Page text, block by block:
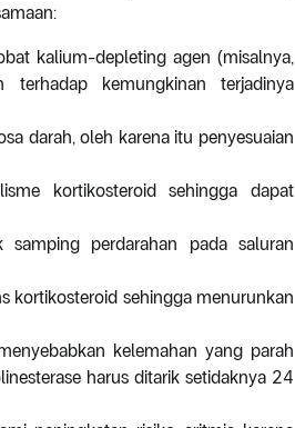
kalium-depleting agen (misalnya,
kemungkinan terjadinya
darah, oleh karena itu penyesuaian
kortikosteroid sehingga dapat
perdarahan pada saluran
kortikosteroid sehingga menurunkan
kelemahan yang parah
harus ditarik setidaknya 24